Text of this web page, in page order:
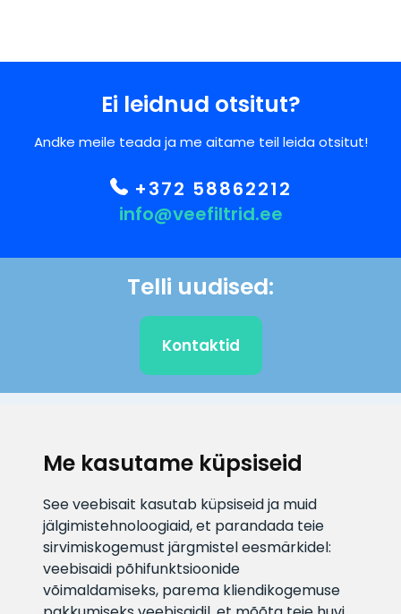
Me kasutame küpsiseid
See veebisait kasutab küpsiseid ja muid
jälgimistehnoloogiaid, et parandada teie
sirvimiskogemust järgmistel eesmärkidel:
veebisaidi põhifunktsioonide
võimaldamiseks, parema kliendikogemuse
Ei leidnud otsitut?
Andke meile teada ja me aitame teil leida otsitut!
+372 58862212
info@veefiltrid.ee
Telli uudised:
Kontaktid
info@veefiltrid.ee
Infotelefon
+372 58862212
Vaata tööaegu
Reti tee 11, Peetri, 75312 Harju
maakond, Estonia